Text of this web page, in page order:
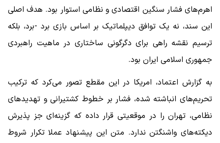
اهرم‌های فشار سنگین اقتصادی و نظامی استوار بود. هدف اصلی
این سند، نه یک توافق دیپلماتیک بر اساس بازی برد -برد، بلکه
ترسیم نقشه راهی برای دگرگونی ساختاری در ماهیت راهبردی
جمهوری اسلامی ایران بود.
به گزارش اعتماد، امریکا در این مقطع تصور می‌کرد که ترکیب
تحریم‌های انباشته ‌شده، فشار بر خطوط کشتیرانی و تهدیدهای
نظامی، تهران را در موقعیتی قرار داده که گزینه‌ای جز پذیرش
دیکته‌های واشنگتن ندارد. متن این پیشنهاد عملا تکرار شروط